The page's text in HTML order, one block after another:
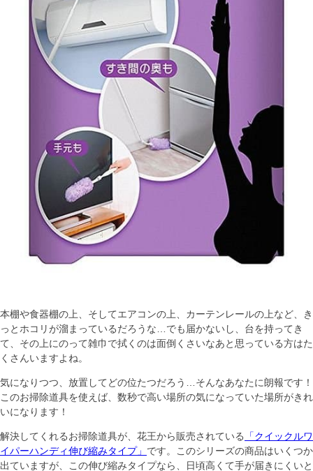
本棚や食器棚の上、そしてエアコンの上、カーテンレールの上など、き
っとホコリが溜まっているだろうな…でも届かないし、台を持ってき
て、その上にのって雑巾で拭くのは面倒くさいなあと思っている方はた
くさんいますよね。
気になりつつ、放置してどの位たつだろう…そんなあなたに朗報です！
このお掃除道具を使えば、数秒で高い場所の気になっていた場所がきれ
いになります！
解決してくれるお掃除道具が、花王から販売されている
「クイックルワ
イパーハンディ伸び縮みタイプ」 です。このシリーズの商品はいくつか
出ていますが、この伸び縮みタイプなら、日頃高くて手が届きにくいと